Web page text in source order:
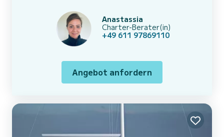
Anastassia
Charter-Berater(in)
+49 611 97869110
Angebot anfordern